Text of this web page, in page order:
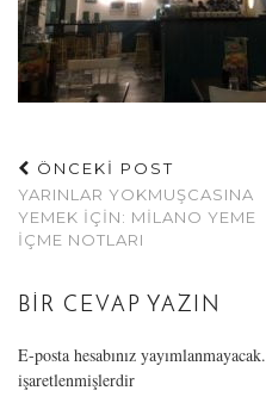
ÖNCEKİ POST
YARINLAR YOKMUŞCASINA
YEMEK İÇIN: MILANO YEME
İÇME NOTLARI
BIR CEVAP YAZIN
E-posta hesabınız yayımlanmayacak.
işaretlenmişlerdir